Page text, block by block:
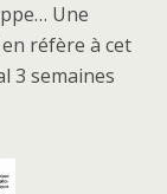
Une
réfère à cet
3 semaines